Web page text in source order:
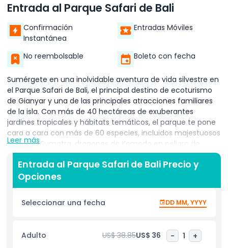
Entrada al Parque Safari de Bali
Confirmación
Instantánea
Entradas Móviles
No reembolsable Boleto con fecha
Sumérgete en una inolvidable aventura de vida silvestre en
el Parque Safari de Bali, el principal destino de ecoturismo
de Gianyar y una de las principales atracciones familiares
de la isla. Con más de 40 hectáreas de exuberantes
jardines tropicales y hábitats temáticos, el parque te pone
cara a cara con más de 60 especies, incluidos majestuosos
tigres de Sumatra, dragones de Komodo en peligro de
extinción, elefantes gráciles y coloridas aves tropicales.
Comienza tu viaje con un emocionante paseo en safari,
donde guías expertos te llevan por las zonas africana, india
e indonesia para avistar jirafas, cebras y estorninos de Bali
en entornos naturalistas. Opta por un Safari a Lomo de
Elefante para recorrer la sabana y disfrutar de vistas
espectáculo diario de Aves y Reptiles ni las enérgicas
Presentaciones de Danza Cultural, que muestran la rica
Leer más
Entrada al Parque Safari de Bali Precio y
Opciones
Seleccionar una fecha DD MM, YYYY
Adulto US$ 38.85US$ 36 - 1 +